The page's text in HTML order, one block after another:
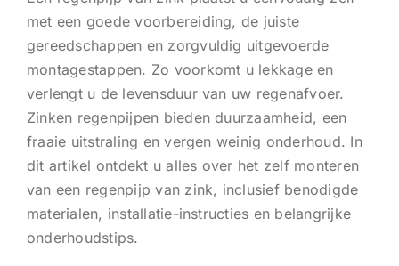
met een goede voorbereiding, de juiste
gereedschappen en zorgvuldig uitgevoerde
montagestappen. Zo voorkomt u lekkage en
verlengt u de levensduur van uw regenafvoer.
Zinken regenpijpen bieden duurzaamheid, een
fraaie uitstraling en vergen weinig onderhoud. In
dit artikel ontdekt u alles over het zelf monteren
van een regenpijp van zink, inclusief benodigde
materialen, installatie-instructies en belangrijke
onderhoudstips.